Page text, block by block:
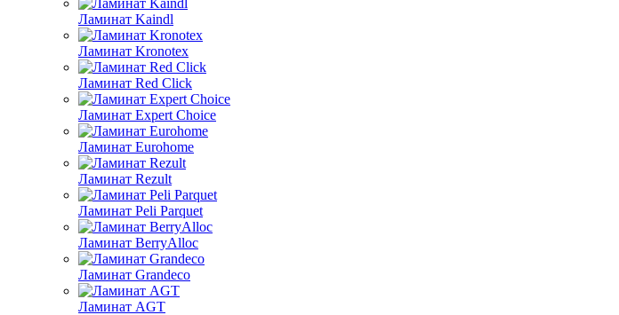
Ламинат Kaindl
Ламинат Kronotex
Ламинат Red Click
Ламинат Expert Choice
Ламинат Eurohome
Ламинат Rezult
Ламинат Peli Parquet
Ламинат BerryAlloc
Ламинат Grandeco
Ламинат AGT